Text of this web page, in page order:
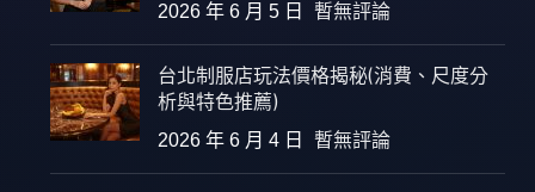
2026 年 6 月 5 日 暫無評論
台北制服店玩法價格揭秘(消費、尺度分
析與特色推薦)
2026 年 6 月 4 日 暫無評論